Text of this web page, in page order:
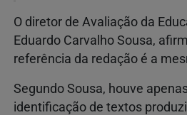
O diretor de Avaliação da
Eduardo Carvalho Sousa,
referência da redação é a
Segundo Sousa, houve
identificação de textos